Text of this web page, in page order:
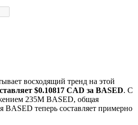
M
восходящий тренд на этой
$0.10817 CAD за BASED. С
235M BASED, общая
BASED теперь составляет примерно